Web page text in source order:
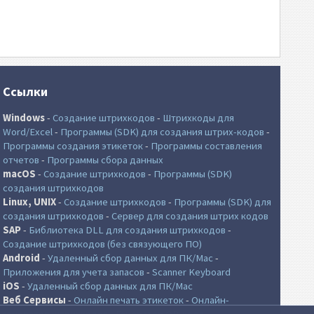
Ссылки
Windows- Создание штрихкодов - Штрихкоды для
Word/Excel- Программы (SDK) для создания штрих-кодов -
Программы создания этикеток- Программы составления
отчетов - Программы сбора данных
macOS - Создание штрихкодов - Программы (SDK)
создания штрихкодов
Linux, UNIX- Создание штрихкодов - Программы (SDK) для
создания штрихкодов - Сервер для создания штрих кодов
SAP- Библиотека DLL для создания штрихкодов -
Создание штрихкодов (без связующего ПО)
Android - Удаленный сбор данных для ПК/Mac -
Приложения для учета запасов - Scanner Keyboard
iOS - Удаленный сбор данных для ПК/Mac
Веб Сервисы - Онлайн печать этикеток- Онлайн-